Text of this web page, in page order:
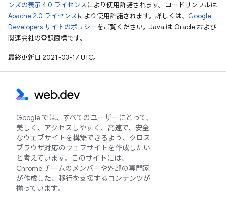
ンズの表示 4.0 ライセンスにより使用許諾されます。コードサンプルは
Apache 2.0 ライセンスにより使用許諾されます。詳しくは、 Google
Developers サイトのポリシーをご覧ください。Java は Oracle および
関連会社の登録商標です。
最終更新日 2021-03-17 UTC。
Google では、すべてのユーザーにとって、
美しく、アクセスしやすく、高速で、安全
なウェブサイトを構築できるよう、クロス
ブラウザ対応のウェブサイトを作成したい
と考えています。このサイトには、
Chrome チームのメンバーや外部の専門家
が作成した、移行を支援するコンテンツが
揃っています。